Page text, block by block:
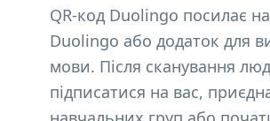
QR-код Duolingo посилає на
Duolingo або додаток для
мови. Після сканування
підписатися на вас,